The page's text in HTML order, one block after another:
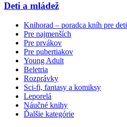
Deti a mládež
Knihorad – poradca kníh pre deti
Pre najmenších
Pre prvákov
Pre pubertiakov
Young Adult
Beletria
Rozprávky
Sci-fi, fantasy a komiksy
Leporelá
Náučné knihy
Ďalšie kategórie